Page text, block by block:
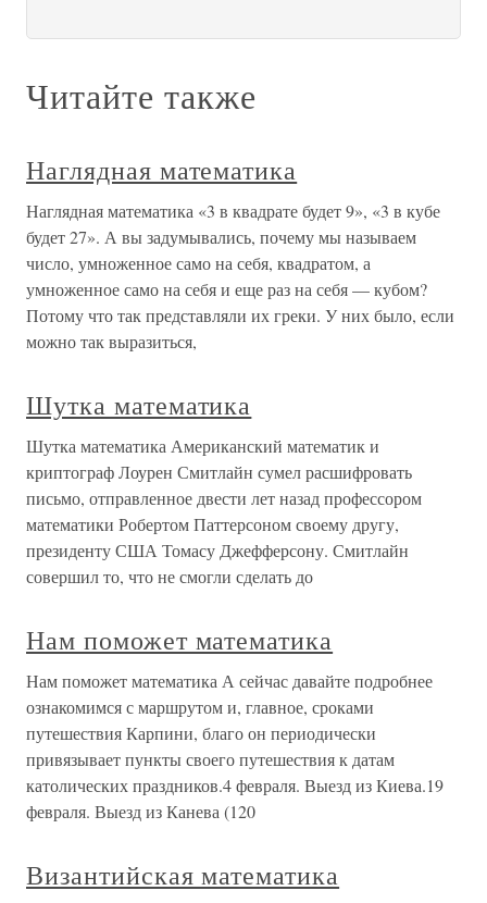
Читайте также
Наглядная математика
Наглядная математика «3 в квадрате будет 9», «3 в кубе
будет 27». А вы задумывались, почему мы называем
число, умноженное само на себя, квадратом, а
умноженное само на себя и еще раз на себя — кубом?
Потому что так представляли их греки. У них было, если
можно так выразиться,
Шутка математика
Шутка математика Американский математик и
криптограф Лоурен Смитлайн сумел расшифровать
письмо, отправленное двести лет назад профессором
математики Робертом Паттерсоном своему другу,
президенту США Томасу Джефферсону. Смитлайн
совершил то, что не смогли сделать до
Нам поможет математика
Нам поможет математика А сейчас давайте подробнее
ознакомимся с маршрутом и, главное, сроками
путешествия Карпини, благо он периодически
привязывает пункты своего путешествия к датам
католических праздников.4 февраля. Выезд из Киева.19
февраля. Выезд из Канева (120
Византийская математика